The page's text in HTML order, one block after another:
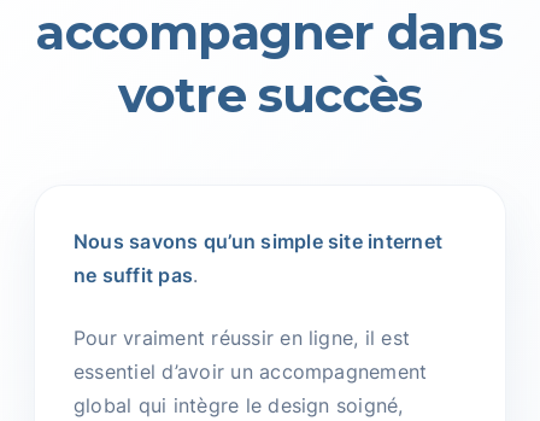
accompagner dans
votre succès
Nous savons qu’un simple site internet
ne suffit pas.
Pour vraiment réussir en ligne, il est
essentiel d’avoir un accompagnement
global qui intègre le design soigné,